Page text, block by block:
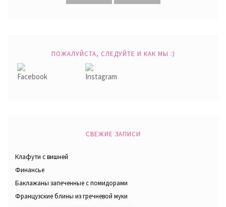
ПОЖАЛУЙСТА, СЛЕДУЙТЕ И КАК МЫ :)
СВЕЖИЕ ЗАПИСИ
Клафути с вишней
Финансье
Баклажаны запеченные с помидорами
Французские блины из гречневой муки